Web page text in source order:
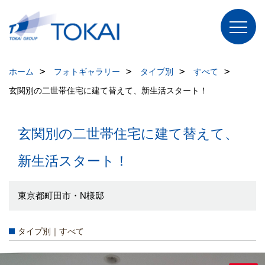
ホーム フォトギャラリー タイプ別
すべて
玄関別の二世帯住宅に建て替えて、新生活スタート！
玄関別の二世帯住宅に建て替えて、
新生活スタート！
東京都町田市・N様邸
タイプ別｜すべて